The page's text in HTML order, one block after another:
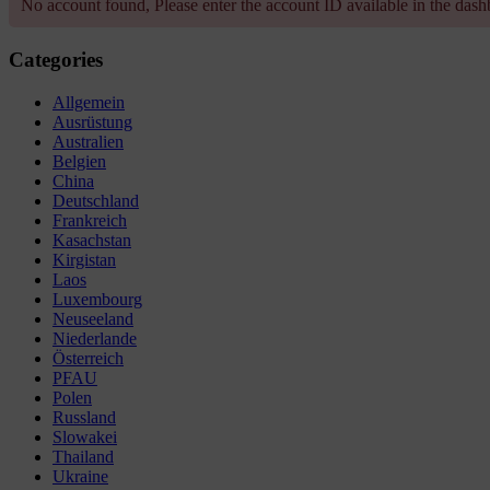
No account found, Please enter the account ID available in the
Categories
Allgemein
Ausrüstung
Australien
Belgien
China
Deutschland
Frankreich
Kasachstan
Kirgistan
Laos
Luxembourg
Neuseeland
Niederlande
Österreich
PFAU
Polen
Russland
Slowakei
Thailand
Ukraine